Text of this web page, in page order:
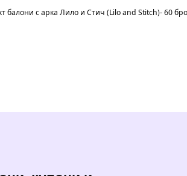
балони с арка Лило и Стич (Lilo and Stitch)- 60